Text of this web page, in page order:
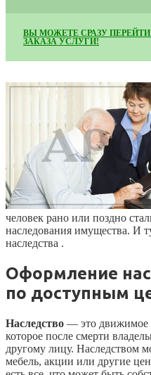
ВЫ МОЖЕТЕ СРАЗУ
ЗАКАЗА УСЛУГИ!
человек рано или поздно
наследования имущества. И
наследства .
Оформление
по доступным
Наследство — это движимое
которое после смерти
другому лицу. Наследством
мебель, акции или другие